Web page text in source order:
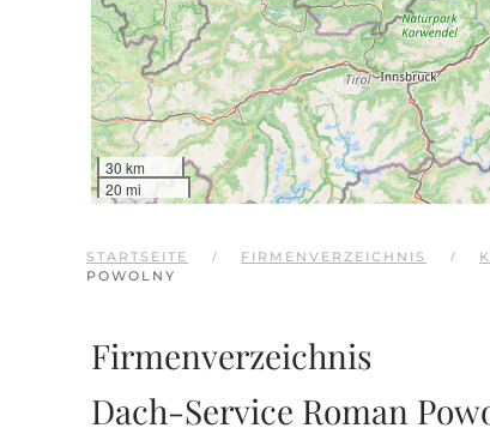
30 km
20 mi
STARTSEITE FIRMENVERZEICHNIS
POWOLNY
Firmenverzeichnis
Dach-Service Roman